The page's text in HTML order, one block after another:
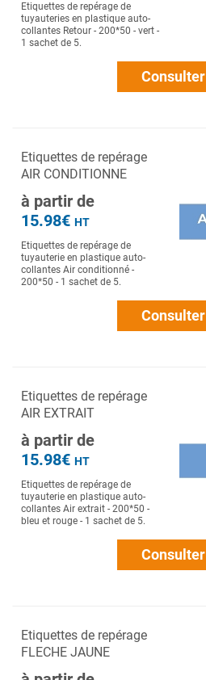
Etiquettes de repérage de
tuyauteries en plastique auto-
collantes Retour - 200*50 - vert -
1 sachet de 5.
Consulter
Etiquettes de repérage
AIR CONDITIONNE
à partir de
15.98€ HT
Etiquettes de repérage de
tuyauterie en plastique auto-
collantes Air conditionné -
200*50 - 1 sachet de 5.
Consulter
Etiquettes de repérage
AIR EXTRAIT
à partir de
15.98€ HT
Etiquettes de repérage de
tuyauterie en plastique auto-
collantes Air extrait - 200*50 -
bleu et rouge - 1 sachet de 5.
Consulter
Etiquettes de repérage
FLECHE JAUNE